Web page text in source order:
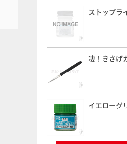
ストップラ
凄！きさげ
イエローグ